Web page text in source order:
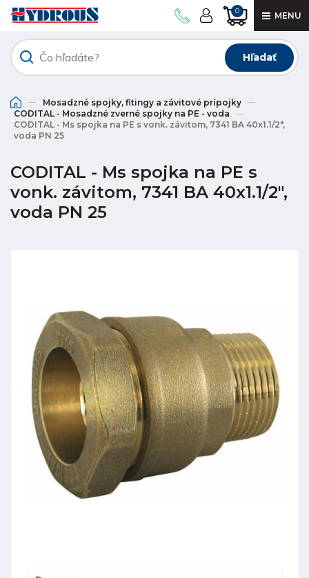
0 MENU
Hľadať
Mosadzné spojky, fitingy a závitové prípojky
CODITAL - Mosadzné zverné spojky na PE - voda
CODITAL - Ms spojka na PE s vonk. závitom, 7341 BA 40x1.1/2",
voda PN 25
CODITAL - Ms spojka na PE s
vonk. závitom, 7341 BA 40x1.1/2",
voda PN 25